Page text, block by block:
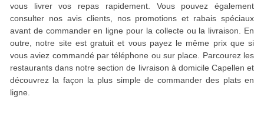
vous livrer vos repas rapidement. Vous pouvez également
consulter nos avis clients, nos promotions et rabais spéciaux
avant de commander en ligne pour la collecte ou la livraison. En
outre, notre site est gratuit et vous payez le même prix que si
vous aviez commandé par téléphone ou sur place. Parcourez les
restaurants dans notre section de livraison à domicile Capellen et
découvrez la façon la plus simple de commander des plats en
ligne.